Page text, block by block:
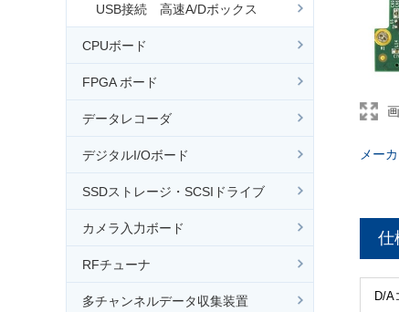
USB接続 高速A/Dボックス
CPUボード
FPGA ボード
データレコーダ
デジタルI/Oボード
SSDストレージ・SCSIドライブ
カメラ入力ボード
RFチューナ
多チャンネルデータ収集装置
メー
仕
D/A